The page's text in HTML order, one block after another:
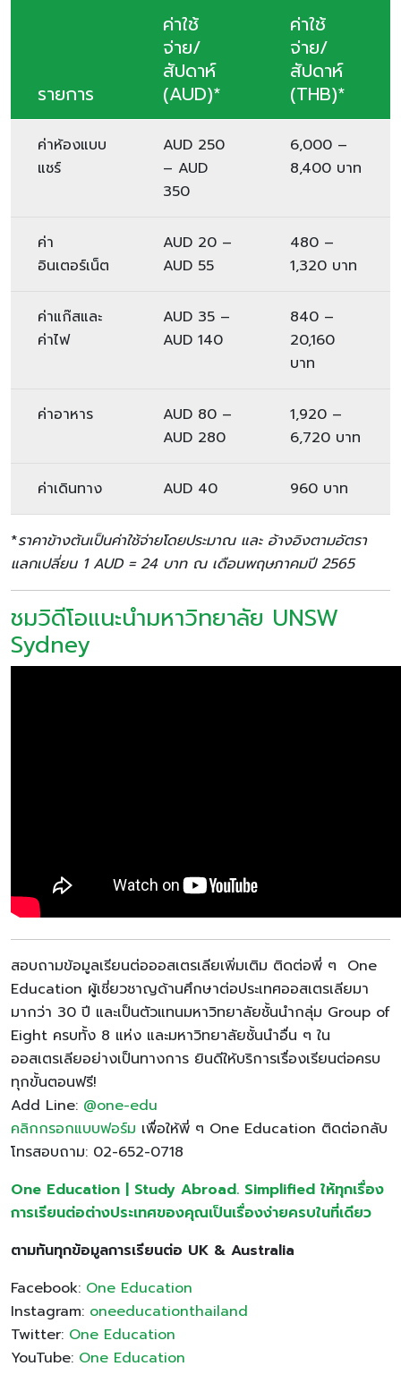
รายการ
ค่าใช้
จ่าย/
สัปดาห์
(AUD)*
ค่าใช้
จ่าย/
สัปดาห์
(THB)*
ค่าห้องแบบ
แชร์
AUD 250
– AUD
350
6,000 –
8,400 บาท
ค่า
อินเตอร์เน็ต
AUD 20 –
AUD 55
480 –
1,320 บาท
ค่าแก๊สและ
ค่าไฟ
AUD 35 –
AUD 140
840 –
20,160
บาท
ค่าอาหาร
AUD 80 –
AUD 280
1,920 –
6,720 บาท
ค่าเดินทาง AUD 40 960 บาท
*ราคาข้างต้นเป็นค่าใช้จ่ายโดยประมาณ และ อ้างอิงตามอัตรา
แลกเปลี่ยน 1 AUD = 24 บาท ณ เดือนพฤษภาคมปี 2565
ชมวิดีโอแนะนำมหาวิทยาลัย UNSW
Sydney
สอบถามข้อมูลเรียนต่อออสเตรเลียเพิ่มเติม ติดต่อพี่ ๆ One
Education ผู้เชี่ยวชาญด้านศึกษาต่อประเทศออสเตรเลียมา
มากว่า 30 ปี และเป็นตัวแทนมหาวิทยาลัยชั้นนำกลุ่ม Group of
Eight ครบทั้ง 8 แห่ง และมหาวิทยาลัยชั้นนำอื่น ๆ ใน
ออสเตรเลียอย่างเป็นทางการ ยินดีให้บริการเรื่องเรียนต่อครบ
ทุกขั้นตอนฟรี!
Add Line: @one-edu
คลิกกรอกแบบฟอร์ม เพื่อให้พี่ ๆ One Education ติดต่อกลับ
โทรสอบถาม: 02-652-0718
One Education | Study Abroad. Simplified ให้ทุกเรื่อง
การเรียนต่อต่างประเทศของคุณเป็นเรื่องง่ายครบในที่เดียว
ตามทันทุกข้อมูลการเรียนต่อ UK & Australia
Facebook: One Education
Instagram: oneeducationthailand
Twitter: One Education
YouTube: One Education